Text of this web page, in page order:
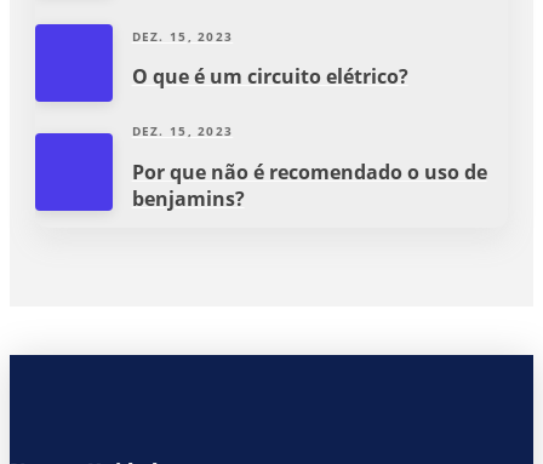
DEZ. 15, 2023
O que é um circuito elétrico?
DEZ. 15, 2023
Por que não é recomendado o uso de
benjamins?